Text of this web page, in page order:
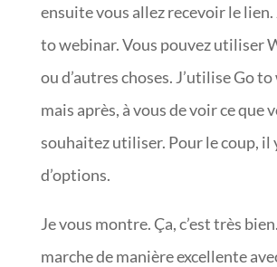
ensuite vous allez recevoir le lien.
to webinar. Vous pouvez utiliser
ou d’autres choses. J’utilise Go
mais après, à vous de voir ce que
souhaitez utiliser. Pour le coup, il
d’options.
Je vous montre. Ça, c’est très
marche de manière excellente